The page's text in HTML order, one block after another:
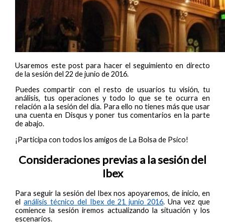
Usaremos este post para hacer el seguimiento en directo
de la sesión del 22 de junio de 2016.
Puedes compartir con el resto de usuarios tu visión, tu
análisis, tus operaciones y todo lo que se te ocurra en
relación a la sesión del día. Para ello no tienes más que usar
una cuenta en Disqus y poner tus comentarios en la parte
de abajo.
¡Participa con todos los amigos de La Bolsa de Psico!
Consideraciones previas a la sesión del
Ibex
Para seguir la sesión del Ibex nos apoyaremos, de inicio, en
elanálisis técnico del Ibex de 21 junio 2016. Una vez que
comience la sesión iremos actualizando la situación y los
escenarios.